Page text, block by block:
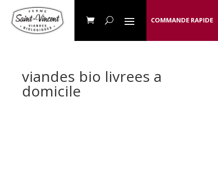
COMMANDE RAPIDE
viandes bio livrees a
domicile